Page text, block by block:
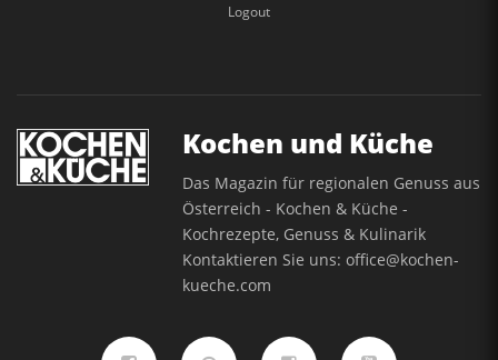
Logout
Kochen und Küche
Das Magazin für regionalen Genuss aus
Österreich - Kochen & Küche -
Kochrezepte, Genuss & Kulinarik
Kontaktieren Sie uns:office@kochen-
kueche.com